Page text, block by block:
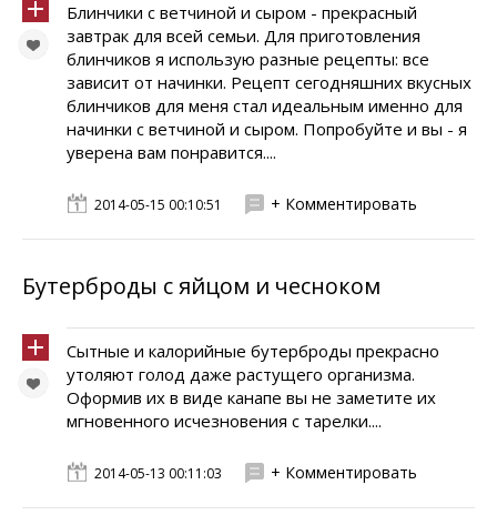
Блинчики с ветчиной и сыром - прекрасный
завтрак для всей семьи. Для приготовления
блинчиков я использую разные рецепты: все
зависит от начинки. Рецепт сегодняшних вкусных
блинчиков для меня стал идеальным именно для
начинки с ветчиной и сыром. Попробуйте и вы - я
уверена вам понравится....
2014-05-15 00:10:51 + Комментировать
Бутерброды с яйцом и чесноком
Сытные и калорийные бутерброды прекрасно
утоляют голод даже растущего организма.
Оформив их в виде канапе вы не заметите их
мгновенного исчезновения с тарелки....
2014-05-13 00:11:03 + Комментировать